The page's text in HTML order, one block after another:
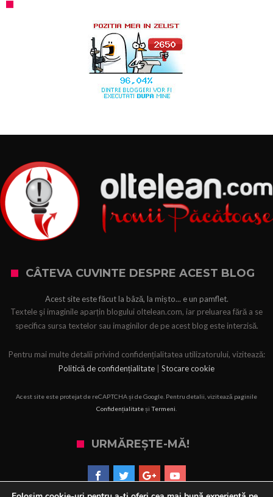
CÂTEVA CUVINTE DESPRE ACEST BLOG
Acest site este făcut la bâză, la mișto... e un pamflet.
Textele şi imaginile aparțin blogului oltelean.com, iar preluarea fără a se
specifica sursa textelor sau imaginilor de pe acest blog este interzisă.
Pentru mai multe detalii privind confidențialitatea utilizatorului, vizitează:
Politică de confidențialitate
Stocare cookie
Acest site este protejat de reCAPTCHA și de Google. Pentru detalii, vizitează paginile
Confidențialitateși Termeni
URMĂREȘTE-MĂ!